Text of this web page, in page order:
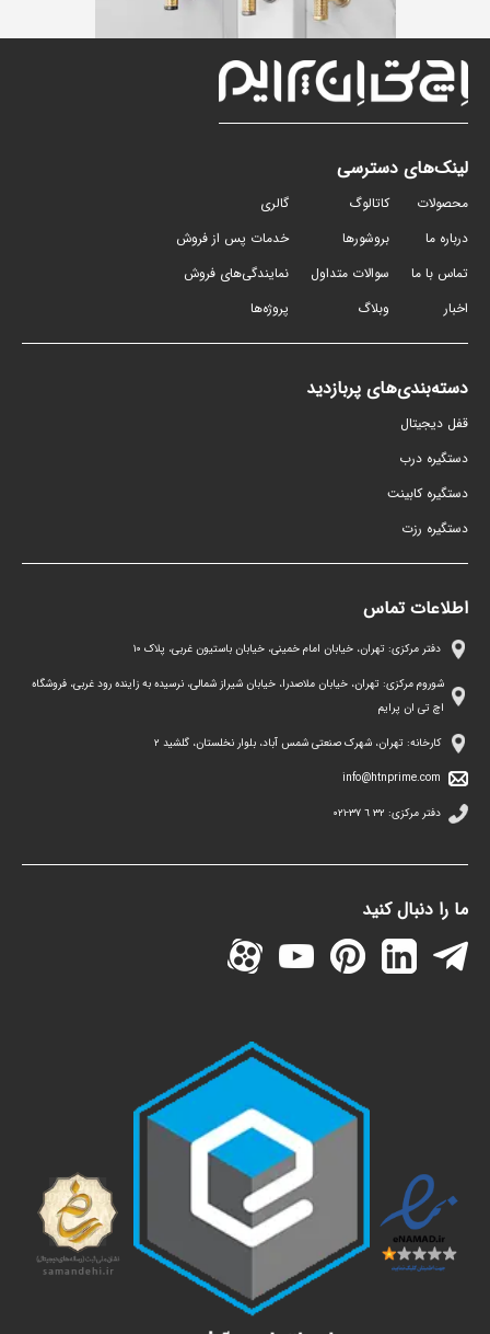
لینک‌های دسترسی
محصولات
درباره ما
تماس با ما
اخبار
کاتالوگ
بروشورها
سوالات متداول
وبلاگ
گالری
خدمات پس از فروش
نمایندگی‌های فروش
پروژه‌ها
دسته‌بندی‌های پربازدید
قفل دیجیتال
دستگیره درب
دستگیره کابینت
دستگیره رزت
اطلاعات تماس
دفتر مرکزی: تهران، خیابان امام خمینی، خیابان باستیون غربی، پلاک ١٠
شوروم مرکزی: تهران، خیابان ملاصدرا، خیابان شیراز شمالی، نرسیده به زاینده رود غربی، فروشگاه
اچ تی ان پرایم
کارخانه: تهران، شهرک صنعتی شمس آباد، بلوار نخلستان، گلشید ۲
info@htnprime.com
دفتر مرکزی: ٣٢ ٦ ٣٧-٠٢١
ما را دنبال کنید